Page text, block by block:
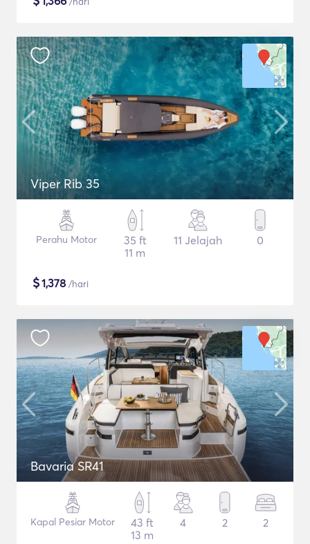
Viper Rib 35
Perahu Motor
35 ft
11 m
11 Jelajah 0
$1,378 /hari
Bavaria SR41
Kapal Pesiar Motor
43 ft
13 m
4 2 2